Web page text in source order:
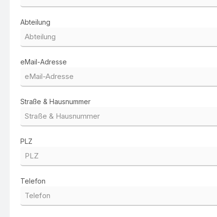
Abteilung
eMail-Adresse
Straße & Hausnummer
PLZ
Telefon